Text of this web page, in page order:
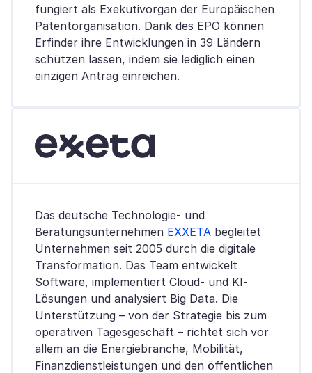
fungiert als Exekutivorgan der Europäischen
Patentorganisation. Dank des EPO können
Erfinder ihre Entwicklungen in 39 Ländern
schützen lassen, indem sie lediglich einen
einzigen Antrag einreichen.
Das deutsche Technologie- und
Beratungsunternehmen EXXETA begleitet
Unternehmen seit 2005 durch die digitale
Transformation. Das Team entwickelt
Software, implementiert Cloud- und KI-
Lösungen und analysiert Big Data. Die
Unterstützung – von der Strategie bis zum
operativen Tagesgeschäft – richtet sich vor
allem an die Energiebranche, Mobilität,
Finanzdienstleistungen und den öffentlichen